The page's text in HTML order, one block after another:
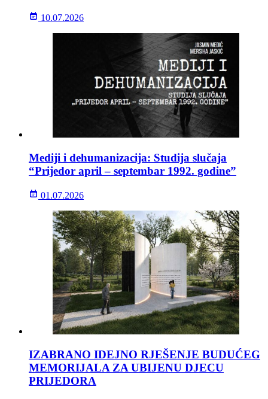
10.07.2026
Mediji i dehumanizacija: Studija slučaja
“Prijedor april – septembar 1992. godine”
01.07.2026
IZABRANO IDEJNO RJEŠENJE BUDUĆEG
MEMORIJALA ZA UBIJENU DJECU
PRIJEDORA